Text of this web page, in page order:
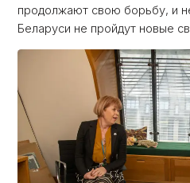
продолжают свою борьбу, и
Беларуси не пройдут новые